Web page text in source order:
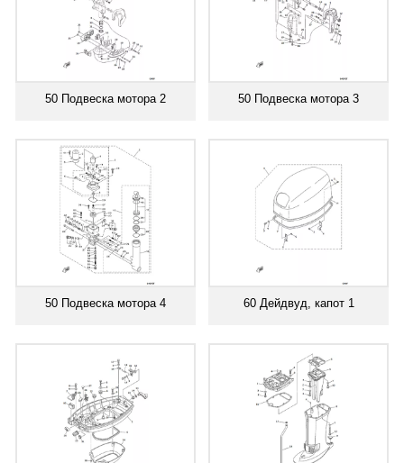
50 Подвеска мотора 2 50 Подвеска мотора 3
50 Подвеска мотора 4 60 Дейдвуд, капот 1